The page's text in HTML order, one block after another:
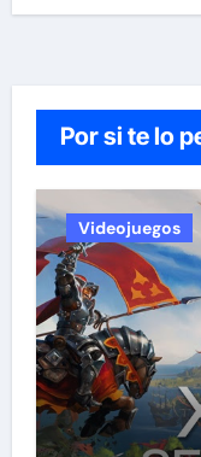
Por si te lo
Videojuegos